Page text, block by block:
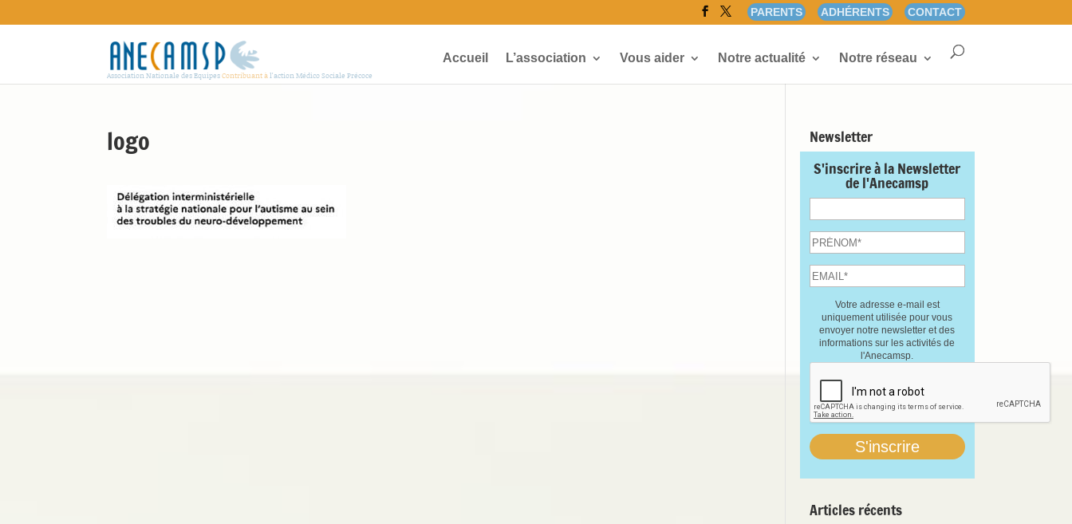
PARENTS ADHÉRENTS CONTACT
Association Nationale des EquipesContribuant àl'action Médico Sociale Précoce
Accueil L’association Vous aider Notre actualité Notre réseau
logo
Newsletter
S'inscrire à la Newsletter
de l'Anecamsp
Votre adresse e-mail est
uniquement utilisée pour vous
envoyer notre newsletter et des
informations sur les activités de
l'Anecamsp.
Articles récents